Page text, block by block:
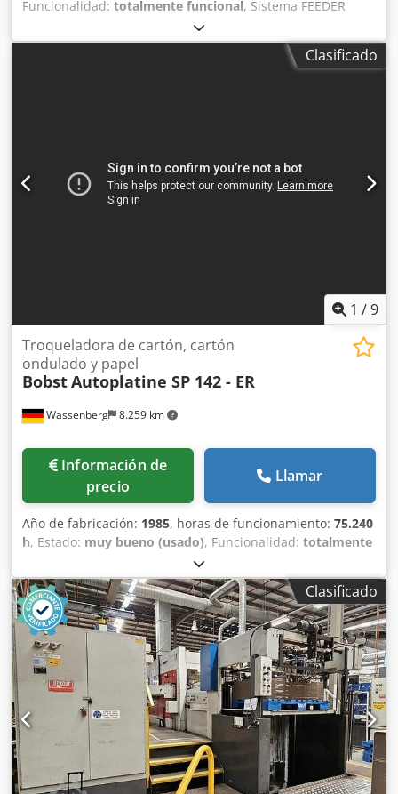
Funcionalidad: totalmente funcional, Sistema FEEDER
PLUS Equipo de pinzado regulable en el lado del operador
con referencias Centerline y control de presencia de hojas
Dkjdpfey D Ht Sox Aidsr Equipo de empuje en el lado
máximo: 102x142 cm Formato mínimo: 50x70 cm Gramaje
mínimo de papel: 80 g/m² Peso máximo de cartón: 2.000 g
Espesor máximo de cartón ondulado: 4 mm Velocidad
Clasificado
1 /9
Wassenberg 8.259 km
Troqueladora de cartón, cartón
ondulado y papel
BobstAutoplatine SP 142 - ER
Información de
precio
Llamar
Año de fabricación: 1985, horas de funcionamiento: 75.240
h, Estado: muy bueno (usado), Funcionalidad: totalmente
, número de máquina/vehículo:
Formato de pliego máximo: 1420 x 1020 mm Formato de
pliego mínimo: 700 x 500 mm Fuerza de punzonado
máxima: 600 t Margen del mordiente: 18 – 22 mm Número
máximo de ciclos por hora: 6000 Materiales procesables:
cartón de 100 a 1000 g/m² Cartón ondulado F, E, B, C, F/F,
F/E, F/B, E/E, E/B - Troqueladora plana con estación de
separación de residuos, alimentador de pliegos intermedio
y dispositivo de preapilamiento, plataforma de trabajo, - 1
mesa de preparación para la preparación externa de
herramientas - 6 marcos para punzones - 6 marcos de
cierre para el troquel - 6 carros de ajuste Dodpfxozg D I Ns
Aidokr
Clasificado